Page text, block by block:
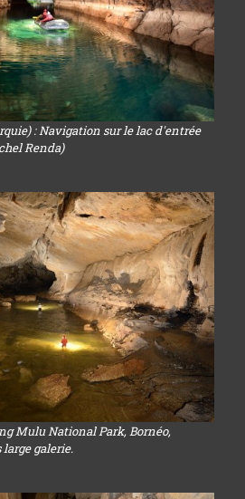
: Navigation sur le lac d'entrée
Renda)
Mulu National Park, Bornéo,
galerie.